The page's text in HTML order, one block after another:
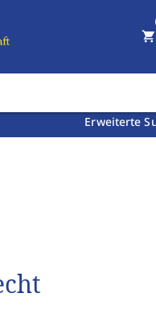
Erweiterte
shopping_cart